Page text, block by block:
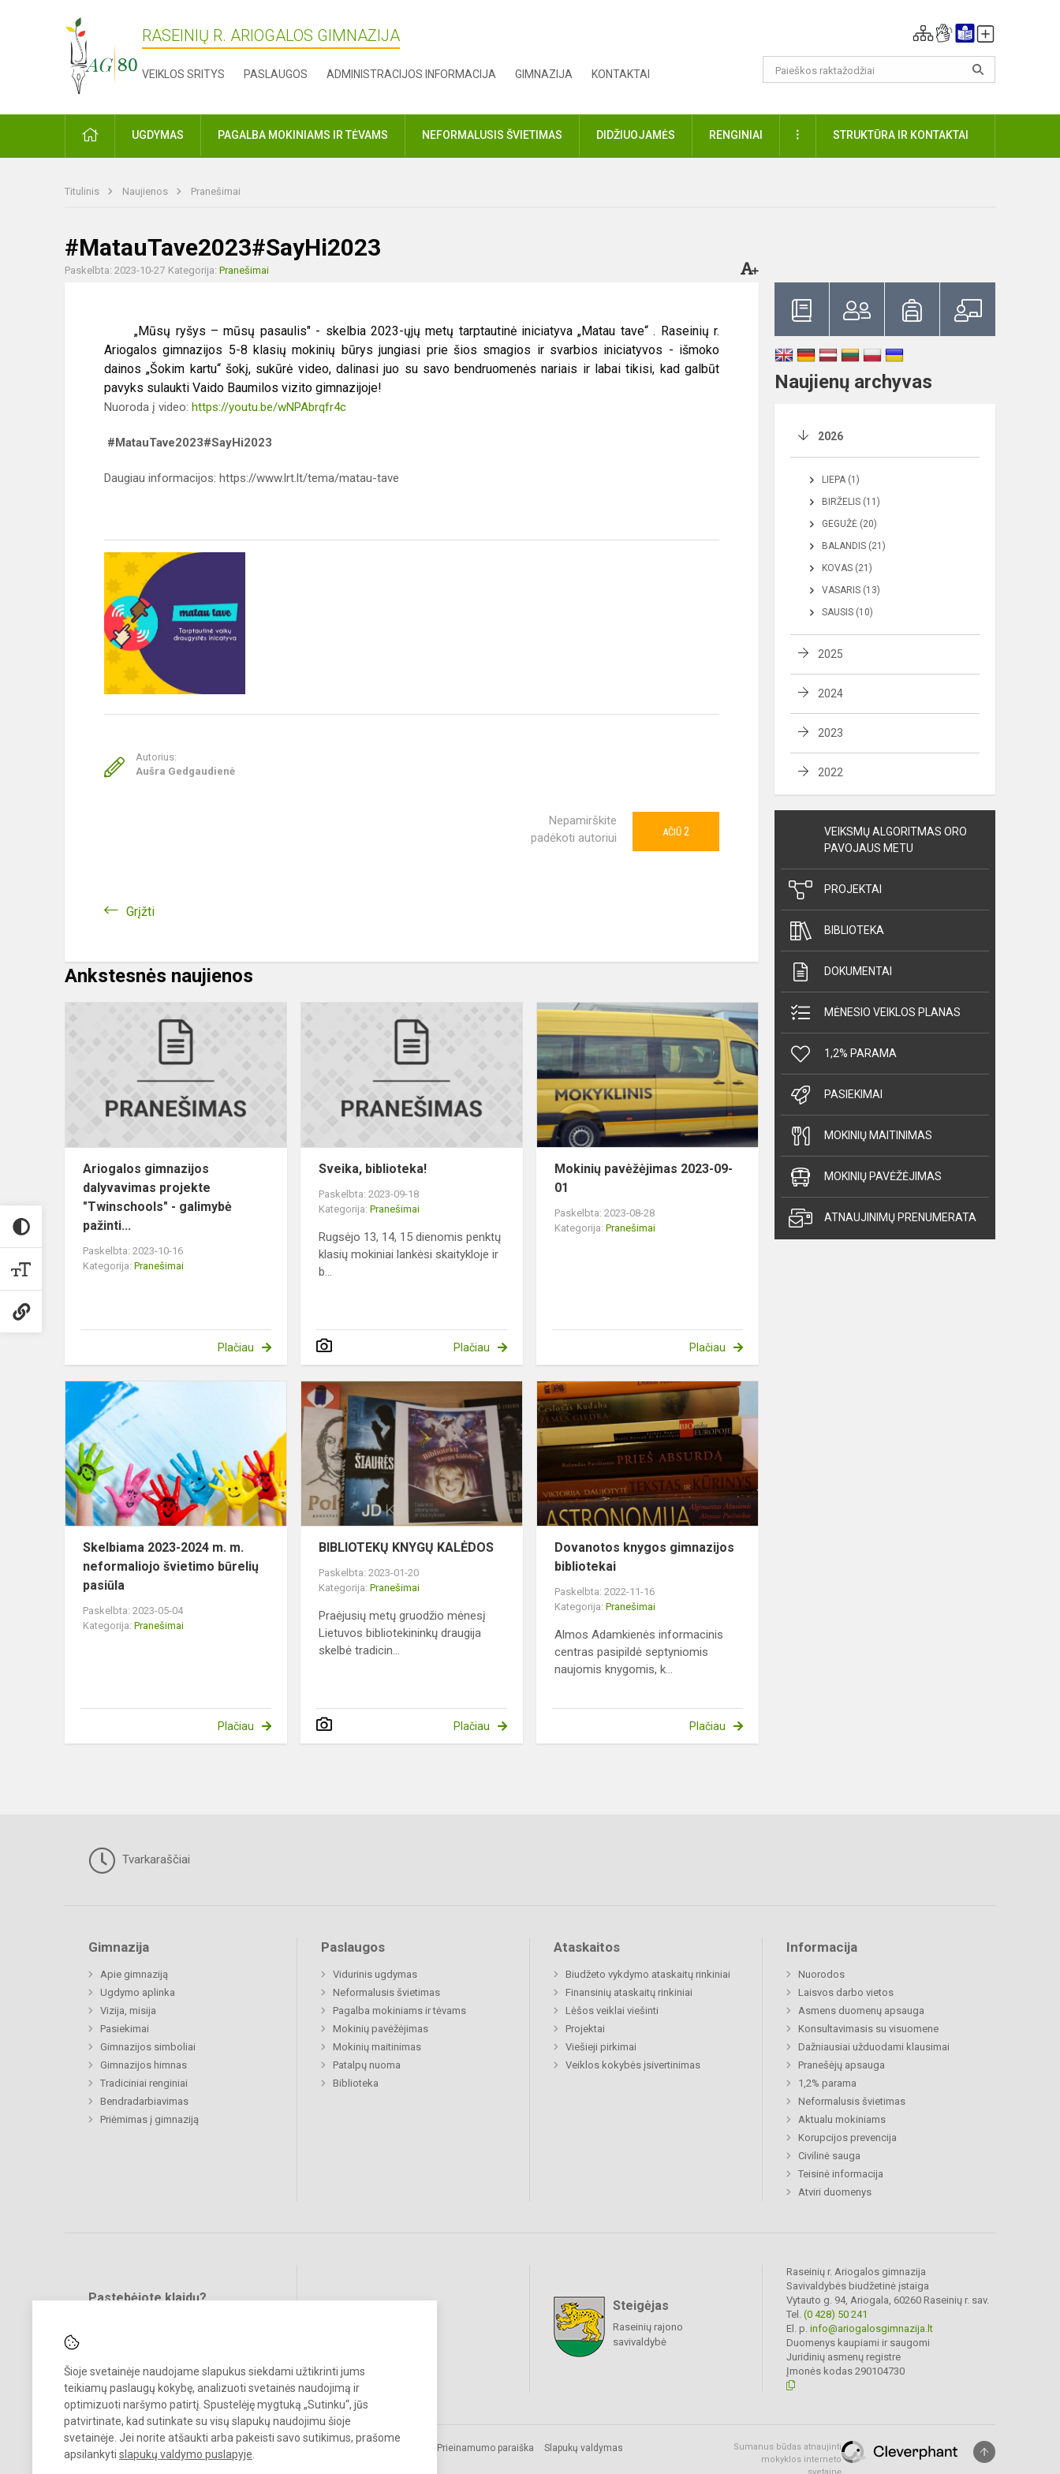
Šioje svetainėje naudojame slapukus siekdami užtikrinti jums
teikiamų paslaugų kokybę, analizuoti svetainės naudojimą ir
optimizuoti naršymo patirtį. Spustelėję mygtuką „Sutinku“, jūs
patvirtinate, kad sutinkate su visų slapukų naudojimu šioje
svetainėje. Jei norite atšaukti arba pakeisti savo sutikimus, prašome
apsilankyti slapukų valdymo puslapyje
RASEINIŲ R. ARIOGALOS GIMNAZIJA
VEIKLOS SRITYS PASLAUGOS ADMINISTRACIJOS INFORMACIJA GIMNAZIJA KONTAKTAI
PRADŽIAUGDYMAS PAGALBA MOKINIAMS IR TĖVAMS NEFORMALUSIS ŠVIETIMAS DIDŽIUOJAMĖS RENGINIAI DAUGIAUSTRUKTŪRA IR KONTAKTAI
Titulinis Naujienos Pranešimai
#MatauTave2023#SayHi2023
Paskelbta: 2023-10-27 Kategorija: Pranešimai
„Mūsų ryšys – mūsų pasaulis" - skelbia 2023-ųjų metų tarptautinė iniciatyva „Matau tave“ . Raseinių r.
Ariogalos gimnazijos 5-8 klasių mokinių būrys jungiasi prie šios smagios ir svarbios iniciatyvos - išmoko
dainos „Šokim kartu“ šokį, sukūrė video, dalinasi juo su savo bendruomenės nariais ir labai tikisi, kad galbūt
pavyks sulaukti Vaido Baumilos vizito gimnazijoje!
Nuoroda į video: https://youtu.be/wNPAbrqfr4c
#MatauTave2023#SayHi2023
Daugiau informacijos: https://www.lrt.lt/tema/matau-tave
Autorius:
Aušra Gedgaudienė
Nepamirškite
padėkoti autoriui
AČIŪ 2
Grįžti
Ankstesnės naujienos
Ariogalos gimnazijos
dalyvavimas projekte
"Twinschools" - galimybė
pažinti...
Paskelbta: 2023-10-16
Kategorija: Pranešimai
Plačiau
Sveika,
Sveika, biblioteka!
Paskelbta: 2023-09-18
Kategorija:Pranešimai
Rugsėjo 13, 14, 15 dienomis penktų
klasių mokiniai lankėsi skaitykloje ir
b...
Plačiau
Mokinių
pavėžėjimas
2023-
09-
Mokinių pavėžėjimas 2023-09-
01
Paskelbta: 2023-08-28
Kategorija:Pranešimai
Plačiau
Skelbiama
2023-
2024
neformaliojo
švietimo
būrelių
Skelbiama 2023-2024 m. m.
neformaliojo švietimo būrelių
pasiūla
Paskelbta: 2023-05-04
Kategorija: Pranešimai
Plačiau
BIBLIOTEKŲ
KNYGŲ
KALĖDOS
BIBLIOTEKŲ KNYGŲ KALĖDOS
Paskelbta: 2023-01-20
Kategorija:Pranešimai
Praėjusių metų gruodžio mėnesį
Lietuvos bibliotekininkų draugija
skelbė tradicin...
Plačiau
Dovanotos knygos gimnazijos
bibliotekai
Paskelbta: 2022-11-16
Kategorija:Pranešimai
Almos Adamkienės informacinis
centras pasipildė septyniomis
naujomis knygomis, k...
Plačiau
Naujienų archyvas
2026
LIEPA (1)
BIRŽELIS (11)
GEGUŽĖ (20)
BALANDIS (21)
KOVAS (21)
VASARIS (13)
SAUSIS (10)
2025
2024
2023
2022
VEIKSMŲ ALGORITMAS ORO
PAVOJAUS METU
PROJEKTAI
BIBLIOTEKA
DOKUMENTAI
MĖNESIO VEIKLOS PLANAS
1,2% PARAMA
PASIEKIMAI
MOKINIŲ MAITINIMAS
MOKINIŲ PAVĖŽĖJIMAS
ATNAUJINIMŲ PRENUMERATA
Tvarkaraščiai
Gimnazija
Apie gimnaziją
Ugdymo aplinka
Vizija, misija
Pasiekimai
Gimnazijos simboliai
Gimnazijos himnas
Tradiciniai renginiai
Bendradarbiavimas
Priėmimas į gimnaziją
Paslaugos
Vidurinis ugdymas
Neformalusis švietimas
Pagalba mokiniams ir tėvams
Mokinių pavėžėjimas
Mokinių maitinimas
Patalpų nuoma
Biblioteka
Ataskaitos
Biudžeto vykdymo ataskaitų rinkiniai
Finansinių ataskaitų rinkiniai
Lėšos veiklai viešinti
Projektai
Viešieji pirkimai
Veiklos kokybės įsivertinimas
Informacija
Nuorodos
Laisvos darbo vietos
Asmens duomenų apsauga
Konsultavimasis su visuomene
Dažniausiai užduodami klausimai
Pranešėjų apsauga
1,2% parama
Neformalusis švietimas
Aktualu mokiniams
Korupcijos prevencija
Civilinė sauga
Teisinė informacija
Atviri duomenys
Pastebėjote klaidų?
Steigėjas
Raseinių rajono
savivaldybė
Raseinių r. Ariogalos gimnazija
Savivaldybės biudžetinė įstaiga
Vytauto g. 94, Ariogala, 60260 Raseinių r. sav.
Tel. (0 428) 50 241
El. p. info@ariogalosgimnazija.lt
Duomenys kaupiami ir saugomi
Juridinių asmenų registre
Įmonės kodas 290104730
© 2022. Raseinių r. Ariogalos gimnazija. Visos teisės saugomos.
Kopijuoti turinį be raštiško gimnazijos sutikimo griežtai draudžiama.
Prieinamumo paraiška Slapukų valdymas
Sumanus būdas atnaujinti
mokyklos interneto